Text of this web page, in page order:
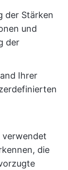
der Stärken
und
der
Ihrer
verwendet
die